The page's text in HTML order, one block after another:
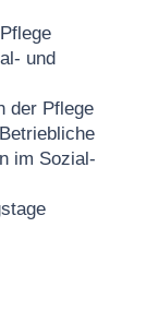
und
der Pflege
im Sozial-